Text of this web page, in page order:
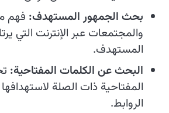
بحث الجمهور المستهدف: فهم
والمجتمعات عبر الإنترنت التي
المستهدف.
البحث عن الكلمات المفتاحية:
المفتاحية ذات الصلة
الروابط.